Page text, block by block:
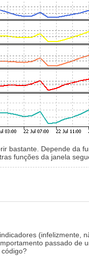
bastante. Depende da
funções da janela
passado